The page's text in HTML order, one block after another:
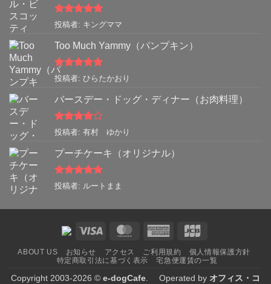
5段階中5の
投稿者: キングママ
Too Much Yammy（パンプキン）
5段階中5の
投稿者: ひらたかおり
バースデー・ドッグ・ディナー（お肉料理）
5段階中4
投稿者: 有村 ゆかり
プーチケーキ（オリジナル）
5段階中5の
投稿者: ルートまま
Visa MasterCardAmerican
ABOUT US お知らせ アクセス ご利用規約
個人情報保護方針
特定商取引法に基づく表示
宅急便運賃の一覧
Copyright 2003-2026 © e-dogCafe. Operated by オフィス・コ